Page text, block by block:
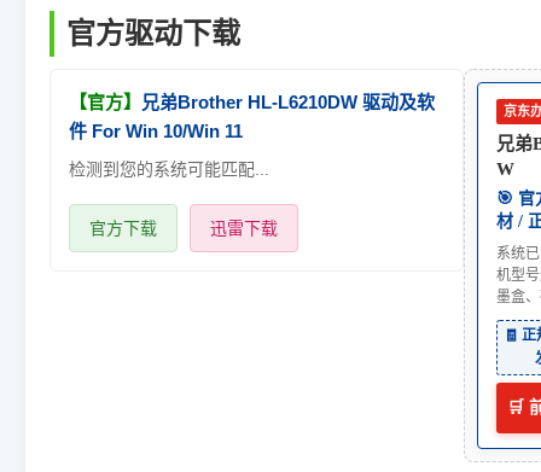
官方驱动下载
【官方】
兄弟Brother HL-L6210DW 驱动及软
件 For Win 10/Win 11
检测到您的系统可能匹配...
官方下载 迅雷下载
京东
兄弟
W
🎯 官
材 /
系统
机型
墨盒
🧾
🛒